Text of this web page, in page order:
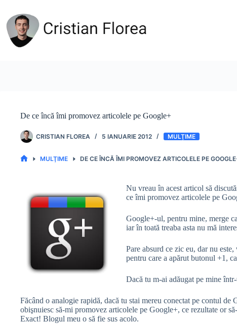
conținut
De ce încă îmi promovez articolele pe Google+
CRISTIAN FLOREA 5 IANUARIE 2012 MULŢIME
MULŢIME DE CE ÎNCĂ ÎMI PROMOVEZ ARTICOLELE PE
Nu vreau în acest articol să
ce îmi promovez articolele pe
Google+-ul, pentru mine, merge
iar în toată treaba asta nu mă
Pare absurd ce zic eu, dar nu
pentru care a apărut butonul +1,
Dacă tu m-ai adăugat pe mine
Făcând o analogie rapidă, dacă tu stai mereu conectat pe contul
obişnuiesc să-mi promovez articolele pe Google+, ce rezultate or
Exact! Blogul meu o să fie sus acolo.